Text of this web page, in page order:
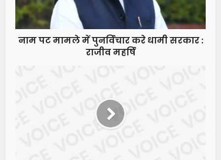
नाम पट मामले में पुनर्विचार करे धामी सरकार :
राजीव महर्षि